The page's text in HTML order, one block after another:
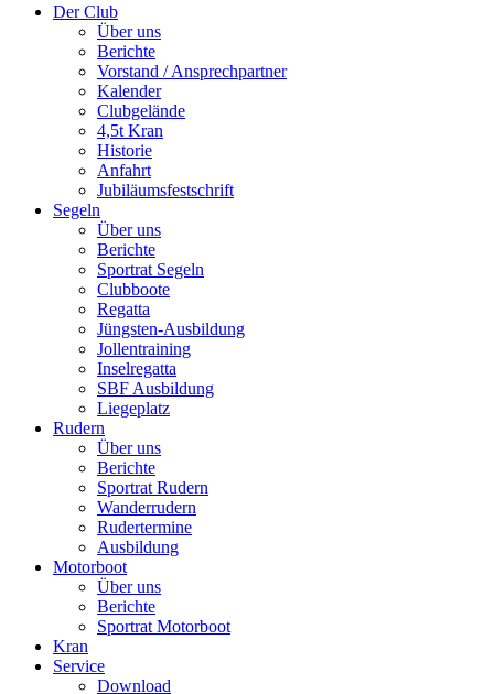
Der Club
Über uns
Berichte
Vorstand / Ansprechpartner
Kalender
Clubgelände
4,5t Kran
Historie
Anfahrt
Jubiläumsfestschrift
Segeln
Über uns
Berichte
Sportrat Segeln
Clubboote
Regatta
Jüngsten-Ausbildung
Jollentraining
Inselregatta
SBF Ausbildung
Liegeplatz
Rudern
Über uns
Berichte
Sportrat Rudern
Wanderrudern
Rudertermine
Ausbildung
Motorboot
Über uns
Berichte
Sportrat Motorboot
Kran
Service
Download